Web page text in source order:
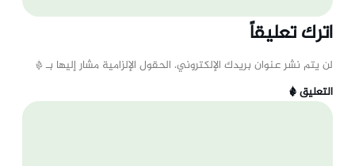
اترك تعليقاً
لن يتم نشر عنوان بريدك الإلكتروني. الحقول الإلزامية مشار إليها بـ*
التعليق*